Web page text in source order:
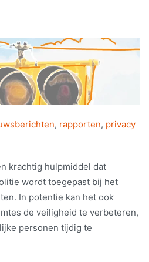
, rapporten, privacy
krachtig hulpmiddel dat
wordt toegepast bij het
In potentie kan het ook
de veiligheid te verbeteren,
personen tijdig te